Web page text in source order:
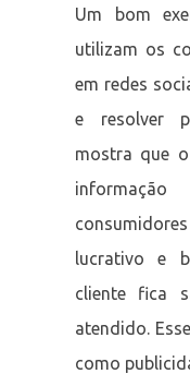
Um bom
utilizam os
em redes
e resolver
mostra que
lucrativo e
cliente fica
atendido.
como